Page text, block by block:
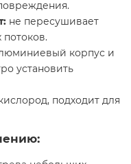
не пересушивает
потоков.
корпус и
установить
подходит для